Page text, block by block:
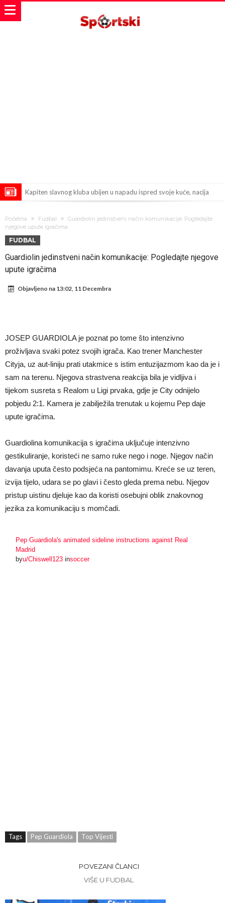
Kapiten slavnog kluba ubijen u napadu ispred svoje kuće, nacija
tjera suze
GROM USMRTIO FUDBALERA: Velika tragedija! Povrijeđeno još 12
igrača!
Mediji u Španiji konačno obznanili dugo očekivanu odluku: Vinicius
Junior je donio svoj izbor!
Гимараeš uspješno prošao ljekarske preglede u Arsenalu
Početna Fudbal
Guardiolin jedinstveni način komunikacije: Pogledajte
njegove upute igračima
FUDBAL
Guardiolin jedinstveni način komunikacije: Pogledajte njegove
upute igračima
Objavljeno na 13:02, 11 Decembra
JOSEP GUARDIOLA je poznat po tome što intenzivno
proživljava svaki potez svojih igrača. Kao trener Manchester
Cityja, uz aut-liniju prati utakmice s istim entuzijazmom kao da je i
sam na terenu. Njegova strastvena reakcija bila je vidljiva i
tijekom susreta s Realom u Ligi prvaka, gdje je City odnijelo
pobjedu 2:1. Kamera je zabilježila trenutak u kojemu Pep daje
upute igračima.
Guardiolina komunikacija s igračima uključuje intenzivno
gestikuliranje, koristeći ne samo ruke nego i noge. Njegov način
davanja uputa često podsjeća na pantomimu. Kreće se uz teren,
izvija tijelo, udara se po glavi i često gleda prema nebu. Njegov
pristup uistinu djeluje kao da koristi osebujni oblik znakovnog
jezika za komunikaciju s momčadi.
Pep Guardiola's animated sideline instructions against Real
Madrid
byu/Chiswell123 insoccer
Tags Pep Guardiola Top Vijesti
POVEZANI ČLANCI
VIŠE U FUDBAL